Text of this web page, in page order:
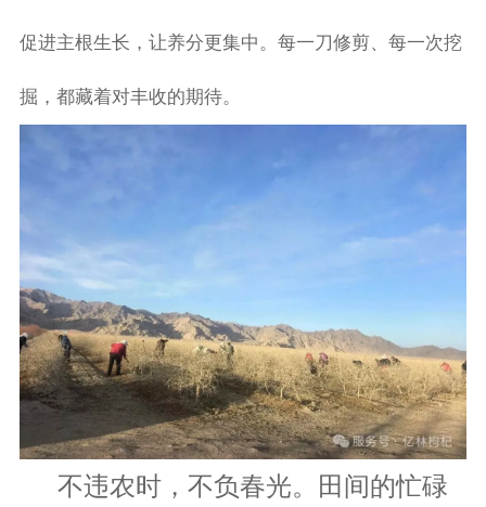
促进主根生长，让养分更集中。每一刀修剪、每一次挖
掘，都藏着对丰收的期待。
不违农时，不负春光。田间的忙碌